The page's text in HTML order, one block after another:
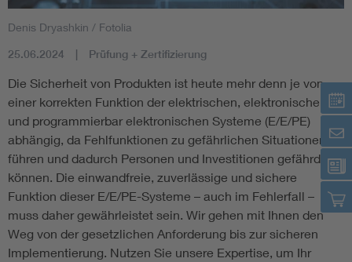
Denis Dryashkin / Fotolia
25.06.2024 Prüfung + Zertifizierung
Die Sicherheit von Produkten ist heute mehr denn je von
einer korrekten Funktion der elektrischen, elektronischen
und programmierbar elektronischen Systeme (E/E/PE)
abhängig, da Fehlfunktionen zu gefährlichen Situationen
führen und dadurch Personen und Investitionen gefährden
können. Die einwandfreie, zuverlässige und sichere
Funktion dieser E/E/PE-Systeme – auch im Fehlerfall –
muss daher gewährleistet sein. Wir gehen mit Ihnen den
Weg von der gesetzlichen Anforderung bis zur sicheren
Implementierung. Nutzen Sie unsere Expertise, um Ihr